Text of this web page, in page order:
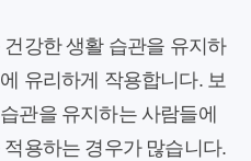
강한 생활 습관을 유지하
유리하게 작용합니다. 보
관을 유지하는 사람들에
용하는 경우가 많습니다.